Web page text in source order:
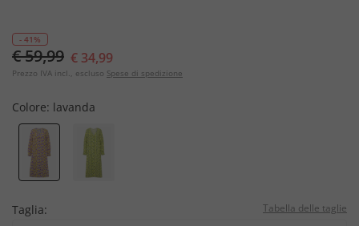
- 41%
€ 59,99 € 34,99
Prezzo IVA incl., escluso Spese di spedizione
Colore: lavanda
Taglia: Tabella delle taglie